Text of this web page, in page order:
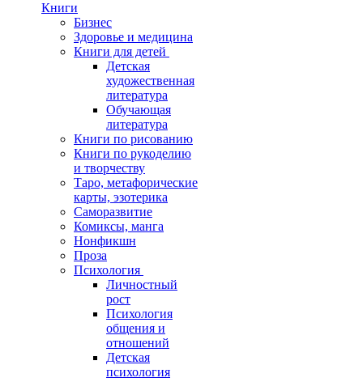
Книги
Бизнес
Здоровье и медицина
Книги для детей
Детская
художественная
литература
Обучающая
литература
Книги по рисованию
Книги по рукоделию
и творчеству
Таро, метафорические
карты, эзотерика
Саморазвитие
Комиксы, манга
Нонфикшн
Проза
Психология
Личностный
рост
Психология
общения и
отношений
Детская
психология